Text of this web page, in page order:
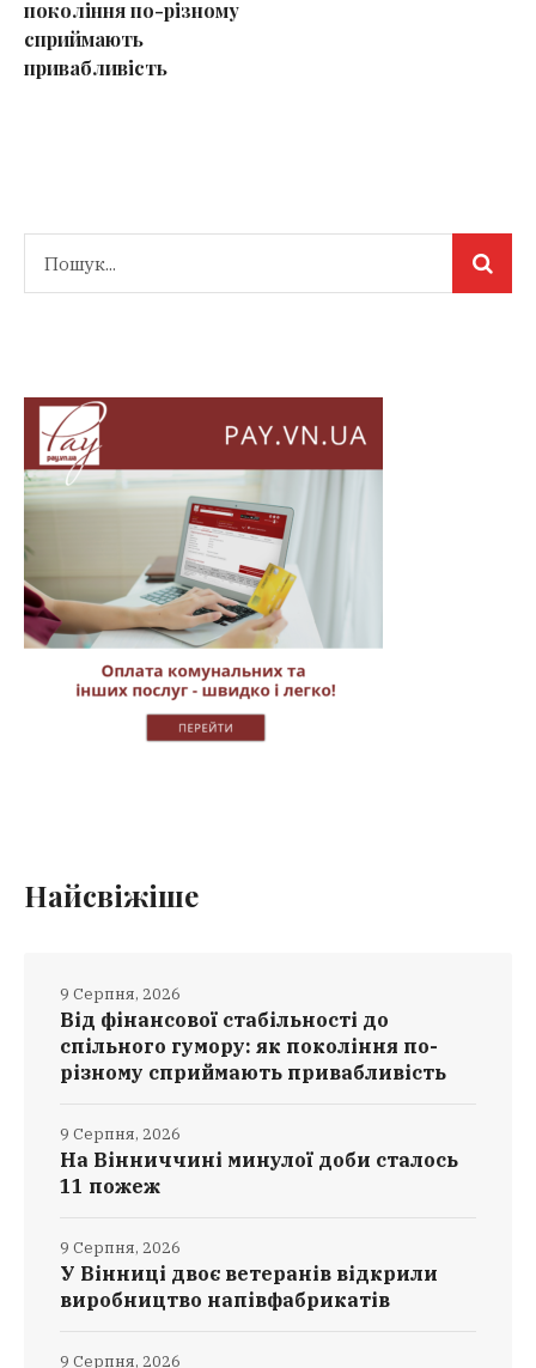
покоління по-різному
сприймають
привабливість
Найсвіжіше
Від фінансової стабільності до
спільного гумору: як покоління по-
різному сприймають привабливість
9 Серпня, 2026
На Вінниччині минулої доби сталось
11 пожеж
9 Серпня, 2026
У Вінниці двоє ветеранів відкрили
виробництво напівфабрикатів
9 Серпня, 2026
9 Серпня, 2026